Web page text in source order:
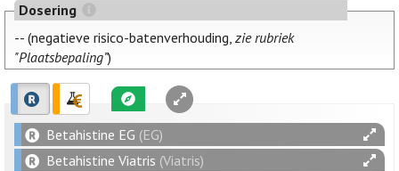
Dosering
-- (negatieve risico-batenverhouding, zie rubriek
"Plaatsbepaling”)
Betahistine EG (EG)
Betahistine Viatris (Viatris)